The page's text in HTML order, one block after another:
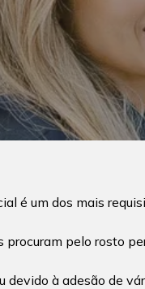
é um dos mais
procuram pelo rosto
à adesão de